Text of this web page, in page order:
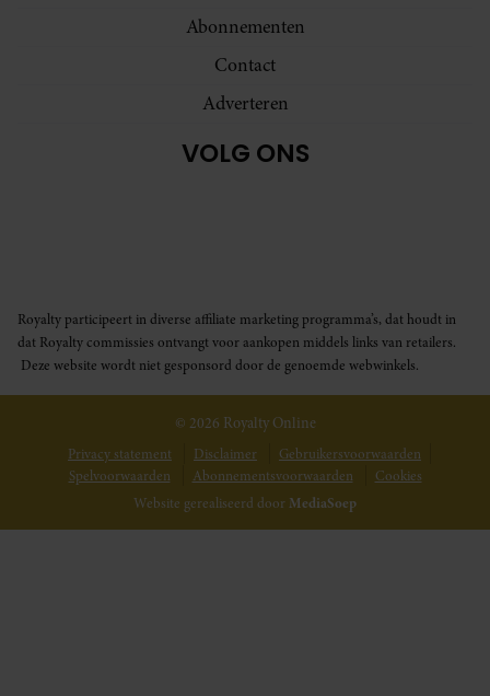
Abonnementen
Contact
Adverteren
VOLG ONS
Royalty participeert in diverse affiliate marketing programma’s, dat houdt in
dat Royalty commissies ontvangt voor aankopen middels links van retailers.
Deze website wordt niet gesponsord door de genoemde webwinkels.
© 2026 Royalty Online
Privacy statement Disclaimer
Gebruikersvoorwaarden
Spelvoorwaarden
Abonnementsvoorwaarden
Cookies
Website gerealiseerd door MediaSoep